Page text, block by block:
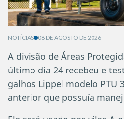
NOTÍCIAS 08 DE AGOSTO DE 2026
A divisão de Áreas
último dia 24 recebeu e
galhos Lippel modelo PTU
anterior que possuía